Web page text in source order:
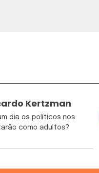
Kertzman
dia os políticos nos
como adultos?